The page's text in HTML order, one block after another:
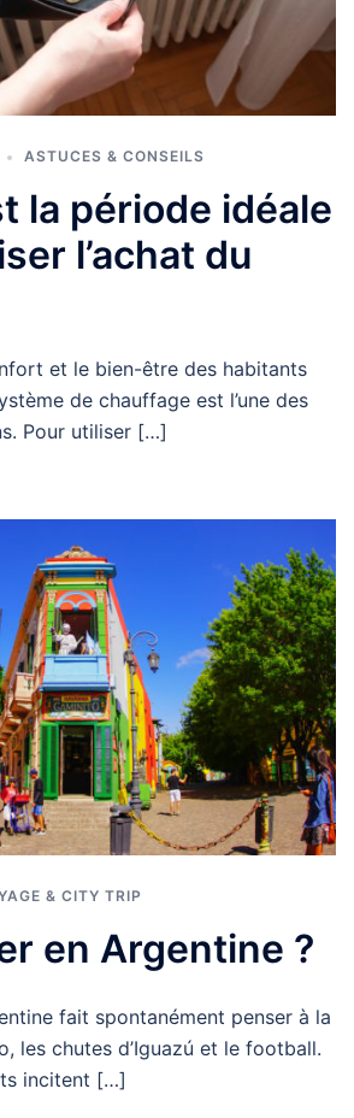
ASTUCES & CONSEILS
la période idéale
l’achat du
et le bien-être des habitants
de chauffage est l’une des
Pour utiliser […]
& CITY TRIP
en Argentine ?
fait spontanément penser à la
les chutes d’Iguazú et le football.
incitent […]